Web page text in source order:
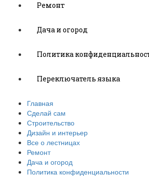
Ремонт
Дача и огород
Политика
Переключатель языка
Главная
Сделай сам
Строительство
Дизайн и интерьер
Все о лестницах
Ремонт
Дача и огород
Политика конфиденциальности